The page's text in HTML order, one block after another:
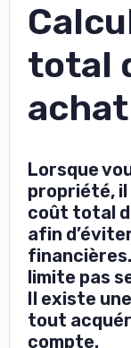
total
Lorsque
propriété,
coût total
afin
limite pas
Il existe
tout
compte.